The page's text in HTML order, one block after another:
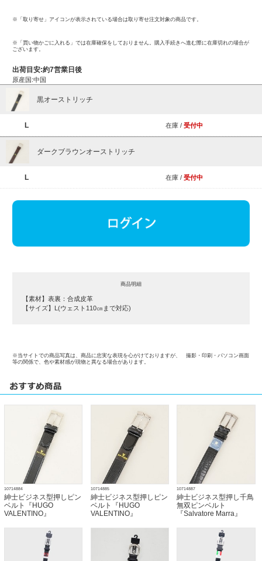
※「取り寄せ」アイコンが表示されている場合は取り寄せ注文対象の商品です。
※「買い物かごに入れる」では在庫確保をしておりません。購入手続きへ進む際に在庫切れの場合が
ございます。
出荷目安:約7営業日後
原産国:中国
黒オーストリッチ
L 在庫 / 受付中
ダークブラウンオーストリッチ
L 在庫 / 受付中
商品明細
【素材】表裏：合成皮革
【サイズ】L(ウェスト110㎝まで対応)
※当サイトでの商品写真は、商品に忠実な表現を心がけておりますが、 撮影・印刷・パソコン画面
等の関係で、色や素材感が現物と異なる場合があります。
10714884
紳士ビジネス型押しピン
ベルト『HUGO
VALENTINO』
10714885
紳士ビジネス型押しピン
ベルト『HUGO
VALENTINO』
10714887
紳士ビジネス型押し千鳥
無双ピンベルト
『Salvatore Marra』